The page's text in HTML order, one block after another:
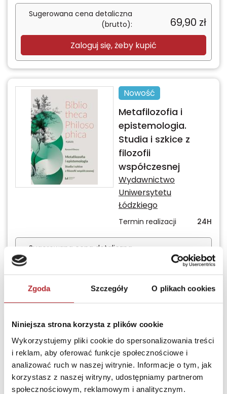
Zgoda Szczegóły O plikach cookies
Niniejsza strona korzysta z plików cookie
Wykorzystujemy pliki cookie do spersonalizowania treści
i reklam, aby oferować funkcje społecznościowe i
analizować ruch w naszej witrynie. Informacje o tym, jak
korzystasz z naszej witryny, udostępniamy partnerom
społecznościowym, reklamowym i analitycznym.
Sugerowana cena detaliczna
(brutto):
69,90 zł
Zaloguj się, żeby kupić
Nowość
Metafilozofia i
epistemologia.
Studia i szkice z
filozofii
współczesnej
Wydawnictwo
Uniwersytetu
Łódzkiego
Termin realizacji 24H
Sugerowana cena detaliczna
49,90zł
Nowość
Południe
Wydawnictwo
Uniwersytetu
Łódzkiego